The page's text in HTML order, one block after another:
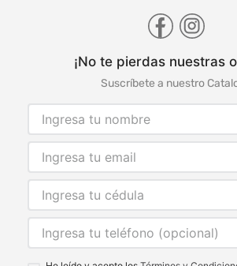
¡No te pierdas nuestras
Suscríbete a nuestro